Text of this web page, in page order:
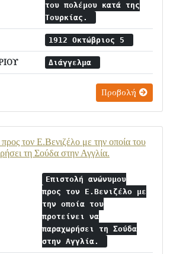
του πολέμου κατά της
Τουρκίας.
1912 Οκτώβριος 5
Διάγγελμα
Προβολή
τον Ε.Βενιζέλο με την οποία του
τη Σούδα στην Αγγλία.
Επιστολή ανώνυμου
προς τον Ε.Βενιζέλο με
την οποία του
προτείνει να
παραχωρήσει τη Σούδα
στην Αγγλία.